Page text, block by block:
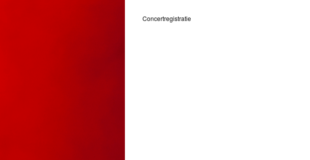
Concertregistratie